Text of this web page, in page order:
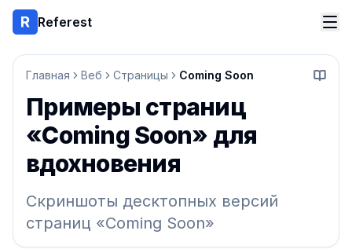
Referest
Главная Веб Страницы Coming Soon
Примеры страниц
«Coming Soon» для
вдохновения
Скриншоты десктопных версий
страниц «Coming Soon»